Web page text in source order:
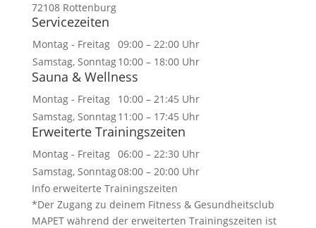
72108 Rottenburg
Servicezeiten
Montag - Freitag 09:00 – 22:00 Uhr
Samstag, Sonntag10:00 – 18:00 Uhr
Sauna & Wellness
Montag - Freitag
10:00 – 21:45 Uhr
Samstag, Sonntag11:00 – 17:45 Uhr
Erweiterte Trainingszeiten
Montag - Freitag 06:00 – 22:30 Uhr
Samstag, Sonntag08:00 – 20:00 Uhr
Info erweiterte Trainingszeiten
*Der Zugang zu deinem Fitness & Gesundheitsclub
MAPET während der erweiterten Trainingszeiten ist